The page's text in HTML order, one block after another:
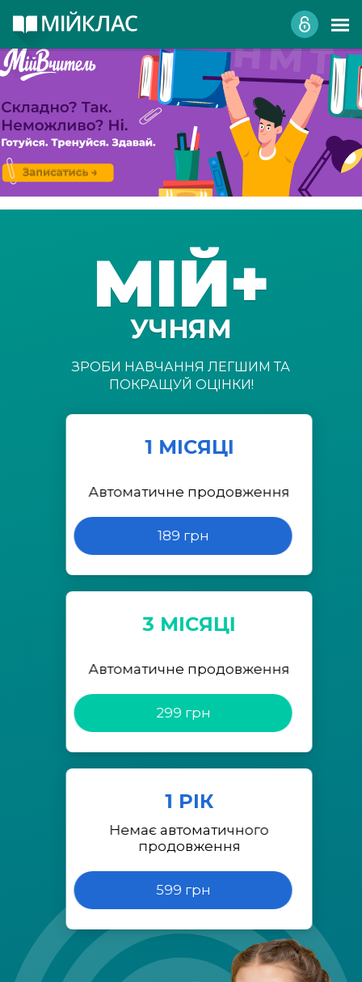
МІЙ+
УЧНЯМ
ЗРОБИ НАВЧАННЯ ЛЕГШИМ ТА
ПОКРАЩУЙ ОЦІНКИ!
1 МІСЯЦІ
Автоматичне продовження
189 грн
3 МІСЯЦІ
Автоматичне продовження
299 грн
1 РІК
Немає автоматичного
продовження
599 грн